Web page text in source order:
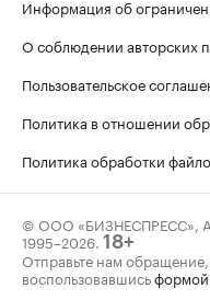
Информация об
О соблюдении авторских
Пользовательское
Политика в отношении
Политика обработки
© ООО «БИЗНЕСПРЕСС»,
1995–2026. 18+
Отправьте нам обращение,
воспользовавшисьформой